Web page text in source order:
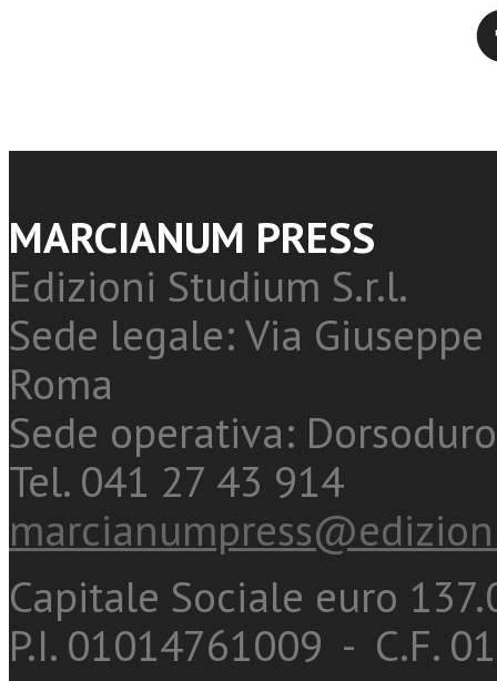
MARCIANUM PRESS
Edizioni Studium S.r.l.
Sede legale: Via
Roma
Sede operativa:
Tel. 041 27 43 914
Capitale Sociale euro
P.I. 01014761009 - C.F.